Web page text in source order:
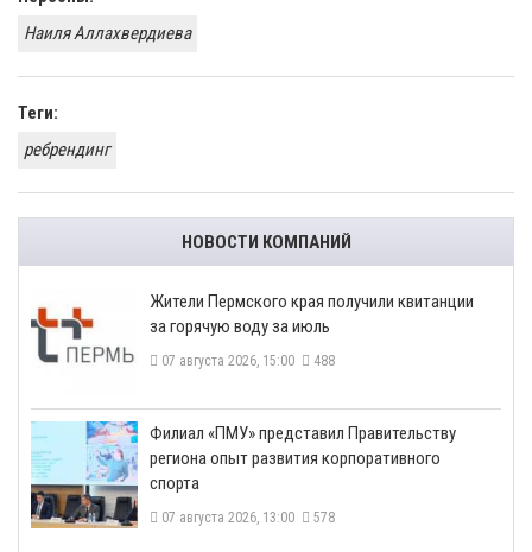
Наиля Аллахвердиева
Теги:
ребрендинг
НОВОСТИ КОМПАНИЙ
​Жители Пермского края получили квитанции
за горячую воду за июль
07 августа 2026, 15:00 488
​Филиал «ПМУ» представил Правительству
региона опыт развития корпоративного
спорта
07 августа 2026, 13:00 578